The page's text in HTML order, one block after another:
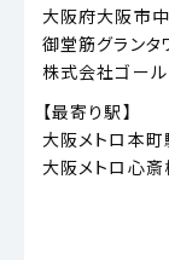
大阪府大阪市
御堂筋グランタ
株式会社ゴール
【最寄り駅】
大阪メトロ本
大阪メトロ心